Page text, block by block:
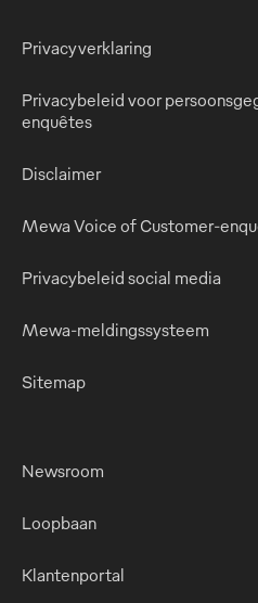
Privacyverklaring
Privacybeleid voor
enquêtes
Disclaimer
Mewa Voice of Customer-
Privacybeleid social media
Mewa-meldingssysteem
Sitemap
Newsroom
Loopbaan
Klantenportal